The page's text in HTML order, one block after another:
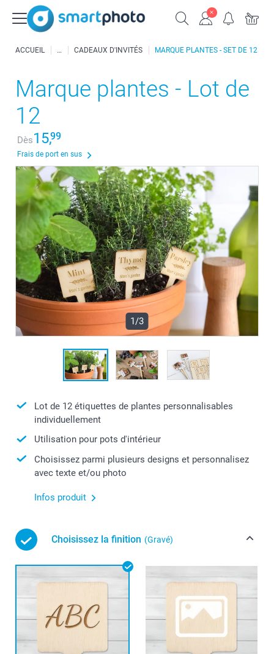
ACCUEIL CADEAUX D'INVITÉS MARQUE PLANTES - SET DE 12
Marque plantes - Lot de
12
Dès15,99
Frais de port en sus
1/3
Lot de 12 étiquettes de plantes personnalisables
individuellement
Utilisation pour pots d'intérieur
Choisissez parmi plusieurs designs et personnalisez
avec texte et/ou photo
Infos produit
Choisissez la finition (Gravé)